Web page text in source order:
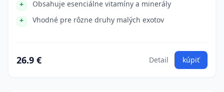
Obsahuje esenciálne vitamíny a minerály
Vhodné pre rôzne druhy malých exotov
26.9 € Detail kúpiť